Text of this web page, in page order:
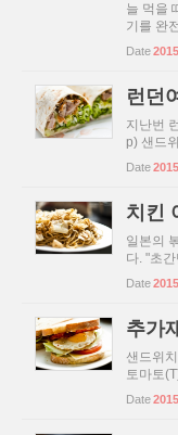
늘 먹을
기를 완
스럽죠.
내서도
Date
런던
지난번
p) 샌드
퓨전형
먹어보
Date
치킨
일본의
다. "초
는 야키
말 국수
Date
추가
샌드위
토마토
예전에
이번엔
Date